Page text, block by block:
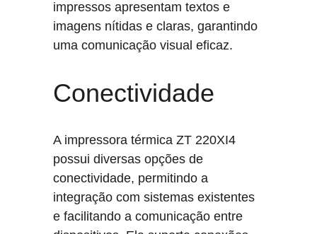
impressos apresentam textos e
imagens nítidas e claras, garantindo
uma comunicação visual eficaz.
Conectividade
A impressora térmica ZT 220XI4
possui diversas opções de
conectividade, permitindo a
integração com sistemas existentes
e facilitando a comunicação entre